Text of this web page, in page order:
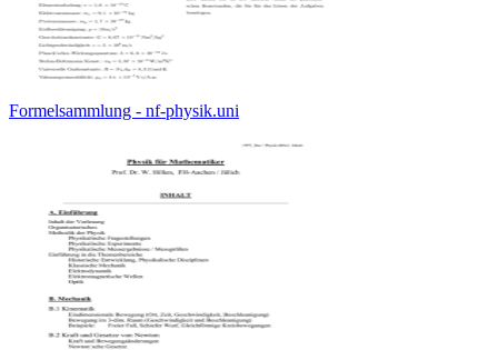
Formelsammlung - nf-physik.uni